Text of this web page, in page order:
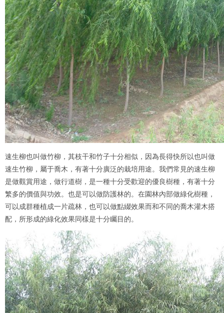
速生柳也叫做竹柳，其枝干和竹子十分相似，因為長得快所以也叫做
速生竹柳，屬于喬木，有著十分廣泛的栽培用途。我們常見的速生柳
是做觀賞用途，做行道樹，是一種十分受歡迎的優良樹種，有著十分
繁多的價值與功效。也是可以做防護林的。在園林內部做綠化樹種，
可以成群種植成一片疏林，也可以做點綴效果而和不同的喬木灌木搭
配，所形成的綠化效果同樣是十分矚目的。